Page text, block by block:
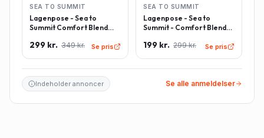
SEA TO SUMMIT
Lagenpose - Sea to
Summit Comfort Blend
pudeindlæg -
299 kr. 349 kr. Se pris
SEA TO SUMMIT
Lagenpose - Sea to
Summit - Comfort Blend
Rektangulær - Lyseblå
199 kr. 299 kr. Se pris
Indeholder annoncer Se alle anmeldelser